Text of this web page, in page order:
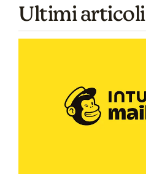
Ultimi articoli